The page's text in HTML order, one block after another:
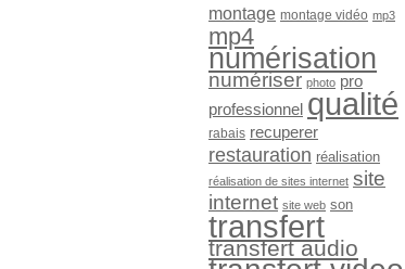
montage montage vidéo mp3
mp4
numérisation
numériser photo pro
professionnel qualité
rabais recuperer
restauration réalisation
réalisation de sites internet site
internet site web son
transfert
transfert audio